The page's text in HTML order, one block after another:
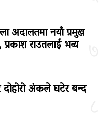
अदालतमा नयाँ प्रमुख
प्रकाश राउतलाई भव्य
दोहोरो अंकले घटेर बन्द